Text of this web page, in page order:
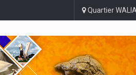
Quartier